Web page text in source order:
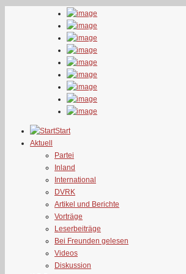
Start
Aktuell
Partei
Inland
International
DVRK
Artikel und Berichte
Vorträge
Leserbeiträge
Bei Freunden gelesen
Videos
Diskussion